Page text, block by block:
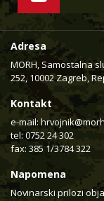
Adresa
MORH, Samostalna
252, 10002 Zagreb,
Kontakt
e-mail:
tel: 0752 24 302
fax: 385 1/3784 322
Napomena
Novinarski prilozi